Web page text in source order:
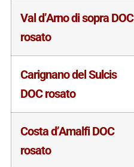
Val d’Arno di sopra DOC
rosato
Carignano del Sulcis
DOC rosato
Costa d’Amalfi DOC
rosato